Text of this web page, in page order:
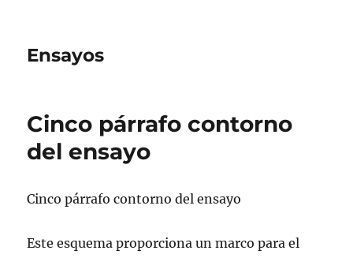
Ensayos
Cinco párrafo contorno
del ensayo
Cinco párrafo contorno del ensayo
Este esquema proporciona un marco para el